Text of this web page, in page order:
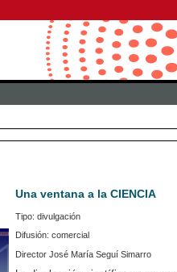
Una ventana a la CIENCIA
Tipo: divulgación
Difusión: comercial
Director José María Seguí Simarro